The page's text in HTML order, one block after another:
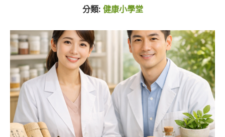
分類: 健康小學堂